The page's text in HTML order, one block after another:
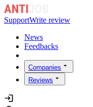
SupportWrite review
News
Feedbacks
Companies
Reviews